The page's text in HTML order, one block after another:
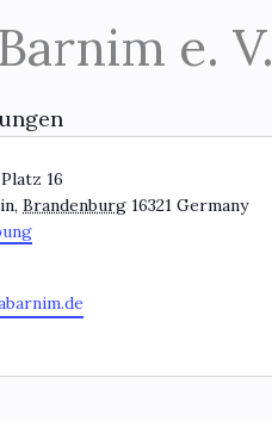
e.
16
, Brandenburg 16321 Germany